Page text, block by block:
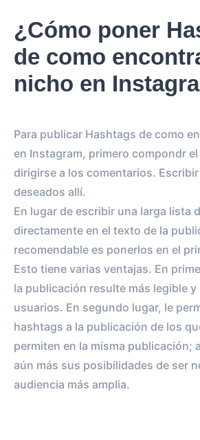
¿Cómo poner
de como
nicho en
Para publicar Hashtags de como
en Instagram, primero compondr
dirigirse a los comentarios.
deseados allí.
En lugar de escribir una larga lista
directamente en el texto de la
recomendable es ponerlos en el
Esto tiene varias ventajas. En
la publicación resulte más legible
usuarios. En segundo lugar, le
hashtags a la publicación de los
permiten en la misma publicación;
aún más sus posibilidades de ser
audiencia más amplia.